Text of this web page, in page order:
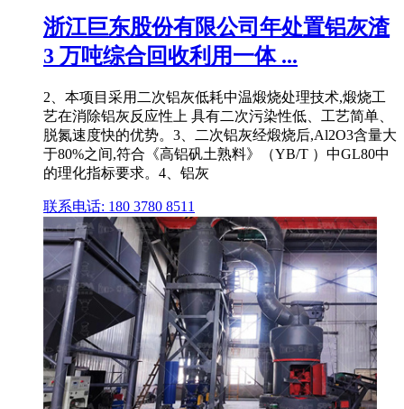
浙江巨东股份有限公司年处置铝灰渣
3 万吨综合回收利用一体 ...
2、本项目采用二次铝灰低耗中温煅烧处理技术,煅烧工
艺在消除铝灰反应性上 具有二次污染性低、工艺简单、
脱氮速度快的优势。3、二次铝灰经煅烧后,Al2O3含量大
于80%之间,符合《高铝矾土熟料》（YB/T ）中GL80中
的理化指标要求。4、铝灰
联系电话: 180 3780 8511